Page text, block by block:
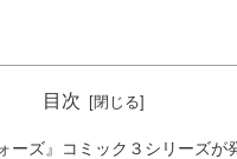
目次
ーズ』コミック３シリーズが